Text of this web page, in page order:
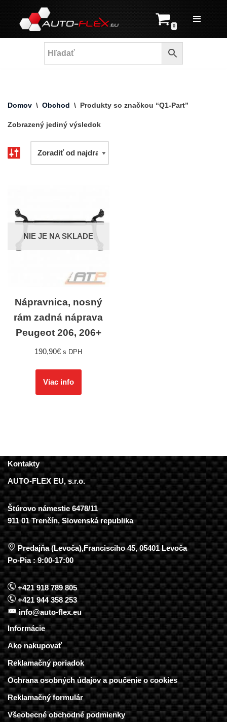
Prejsť
na
0
Domov \ Obchod \ Produkty so značkou “Q1-Part”
Zobrazený jediný výsledok
NIE JE NA SKLADE
Nápravnica, nosný
rám zadná náprava
Peugeot 206, 206+
190,90€ s DPH
Viac info
Kontakty
AUTO-FLEX EU, s.r.o.
Štúrovo námestie 6478/11
911 01 Trenčín, Slovenská republika
Predajňa (Levoča),Francisciho 45, 05401 Levoča
Po-Pia : 9:00-17:00
+421 918 789 805
+421 944 358 253
info@auto-flex.eu
Informácie
Ako nakupovať
Reklamačný poriadok
Ochrana osobných údajov a poučenie o cookies
Reklamačný formulár
Všeobecné obchodné podmienky